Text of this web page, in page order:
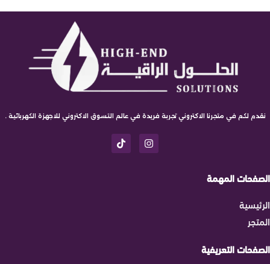
نقدم لكم في متجرنا الاكتروني تجربة فريدة في عالم التسوق الاكتروني للاجهزة الكهربائية .
الصفحات المهمة
الرئيسية
المتجر
الصفحات التعريفية